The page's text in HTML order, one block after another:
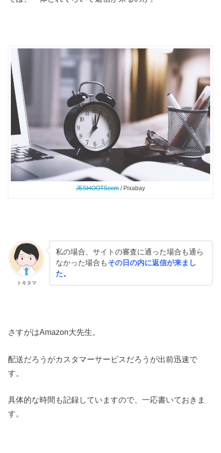
JESHOOTScom / Pixabay
トキタマ
私の場合、サイトの審査に通った場合も通ら
なかった場合もその日の内に返信が来まし
た。
さすがはAmazon大先生。
配送だろうがカスタマーサービスだろうが出前迅速で
す。
具体的な時間も記録していますので、一応書いておきま
す。